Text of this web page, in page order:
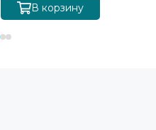
В корзину